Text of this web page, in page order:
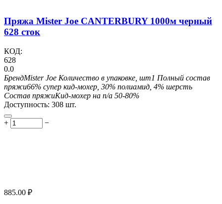
Пряжа Mister Joe CANTERBURY 1000м черный
628 сток
КОД:
628
0.0
БрендMister Joe Количество в упаковке, шт1 Полный состав
пряжи66% супер кид-мохер, 30% полиамид, 4% шерсть
Состав пряжиКид-мохер на п/а 50-80%
Доступность: 308 шт.
+ −
885.00 ₽